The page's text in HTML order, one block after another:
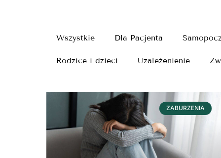
Wszystkie Dla Pacjenta
Rodzice i dzieci Uzależenienie
ZABURZENIA